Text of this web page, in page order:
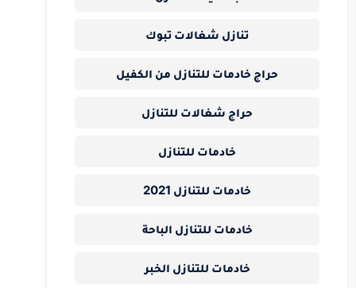
تنازل شغالات تبوك
حراج خادمات للتنازل من الكفيل
حراج شغالات للتنازل
خادمات للتنازل
خادمات للتنازل 2021
خادمات للتنازل الباحة
خادمات للتنازل الخبر